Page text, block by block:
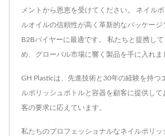
メントから恩恵を受けてください。 ネイル
ルオイルの信頼性が高く革新的なパッケー
B2Bバイヤーに最適です。 私たちと提携し
め、グローバル市場に響く製品を手に入れま
GH Plasticは、先進技術と30年の経験を持つ
ルポリッシュボトルと容器を顧客に提供し
客の要求に応えています。
私たちのプロフェッショナルなネイルポリッ